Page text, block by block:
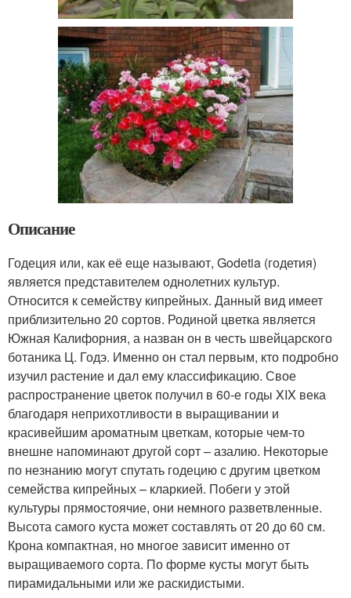
Описание
Годеция или, как её еще называют, Godetia (годетия)
является представителем однолетних культур.
Относится к семейству кипрейных. Данный вид имеет
приблизительно 20 сортов. Родиной цветка является
Южная Калифорния, а назван он в честь швейцарского
ботаника Ц. Годэ. Именно он стал первым, кто подробно
изучил растение и дал ему классификацию. Свое
распространение цветок получил в 60-е годы XIX века
благодаря неприхотливости в выращивании и
красивейшим ароматным цветкам, которые чем-то
внешне напоминают другой сорт – азалию. Некоторые
по незнанию могут спутать годецию с другим цветком
семейства кипрейных – кларкией. Побеги у этой
культуры прямостоячие, они немного разветвленные.
Высота самого куста может составлять от 20 до 60 см.
Крона компактная, но многое зависит именно от
выращиваемого сорта. По форме кусты могут быть
пирамидальными или же раскидистыми.